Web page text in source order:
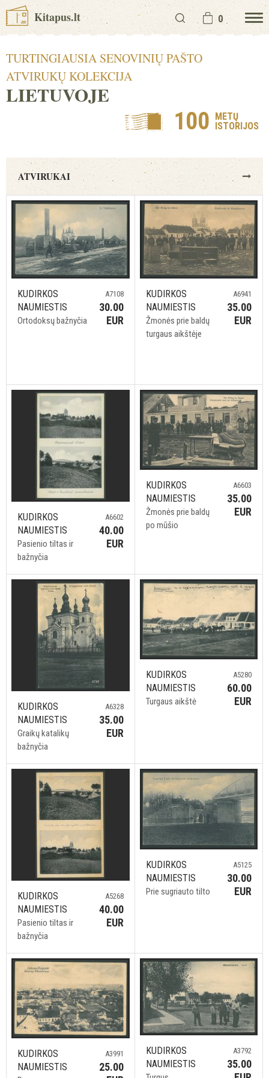
Kitapus.lt 0
TURTINGIAUSIA SENOVINIŲ PAŠTO
ATVIRUKŲ KOLEKCIJA
LIETUVOJE
100 METŲ
ISTORIJOS
ATVIRUKAI
KUDIRKOS
NAUMIESTIS
Ortodoksų bažnyčia
A7108
30.00
EUR
KUDIRKOS
NAUMIESTIS
Žmonės prie baldų
turgaus aikštėje
A6941
35.00
EUR
KUDIRKOS
NAUMIESTIS
Pasienio tiltas ir
bažnyčia
A6602
40.00
EUR
KUDIRKOS
NAUMIESTIS
Žmonės prie baldų
po mūšio
A6603
35.00
EUR
KUDIRKOS
NAUMIESTIS
Graikų katalikų
bažnyčia
A6328
35.00
EUR
KUDIRKOS
NAUMIESTIS
Turgaus aikštė
A5280
60.00
EUR
KUDIRKOS
NAUMIESTIS
Pasienio tiltas ir
bažnyčia
A5268
40.00
EUR
KUDIRKOS
NAUMIESTIS
Prie sugriauto tilto
A5125
30.00
EUR
KUDIRKOS
NAUMIESTIS
A3991
25.00
KUDIRKOS
NAUMIESTIS
A3792
35.00